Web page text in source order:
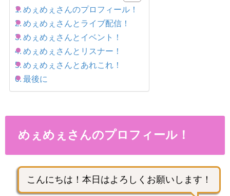
めぇめぇさんのプロフィール！
めぇめぇさんとライブ配信！
めぇめぇさんとイベント！
めぇめぇさんとリスナー！
めぇめぇさんとあれこれ！
最後に
めぇめぇさんのプロフィール！
こんにちは！本日はよろしくお願いします！